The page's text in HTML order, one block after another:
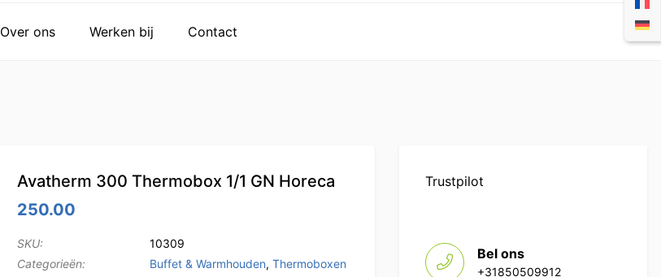
Over ons Werken bij Contact
Avatherm 300 Thermobox 1/1 GN Horeca
250.00
SKU:
10309
Categorieën:
Buffet & Warmhouden, Thermoboxen
Trustpilot
Bel ons
+31850509912